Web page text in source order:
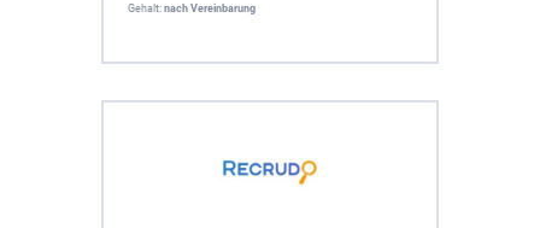
Gehalt: nach Vereinbarung